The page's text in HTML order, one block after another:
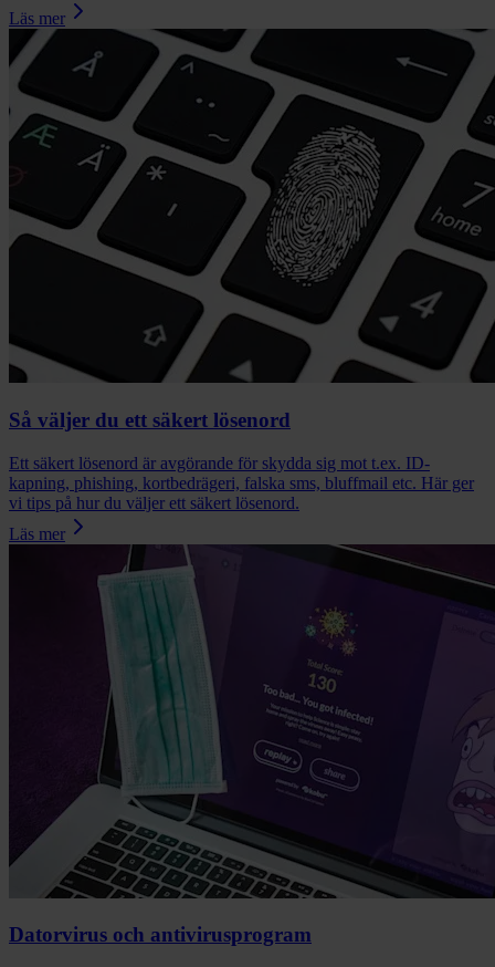
Läs mer
Så väljer du ett säkert lösenord
Ett säkert lösenord är avgörande för skydda sig mot t.ex. ID-
kapning, phishing, kortbedrägeri, falska sms, bluffmail etc. Här ger
vi tips på hur du väljer ett säkert lösenord.
Läs mer
Datorvirus och antivirusprogram